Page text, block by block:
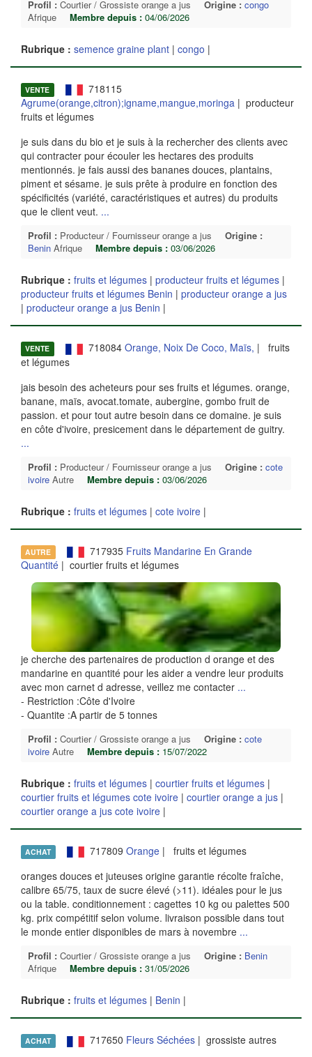
Profil : Courtier / Grossiste orange a jus Origine : congo
Afrique
Membre depuis : 04/06/2026
Rubrique : semence graine plant | congo |
VENTE
718115
Agrume(orange,citron);igname,mangue,moringa | producteur
fruits et légumes
je suis dans du bio et je suis à la rechercher des clients avec
qui contracter pour écouler les hectares des produits
mentionnés. je fais aussi des bananes douces, plantains,
piment et sésame. je suis prête à produire en fonction des
spécificités (variété, caractéristiques et autres) du produits
que le client veut. ...
Profil : Producteur / Fournisseur orange a jus
Origine :
Benin Afrique Membre depuis : 03/06/2026
Rubrique : fruits et légumes | producteur fruits et légumes |
producteur fruits et légumes Benin | producteur orange a jus
| producteur orange a jus Benin |
VENTE 718084 Orange, Noix De Coco, Maïs, | fruits
et légumes
jais besoin des acheteurs pour ses fruits et légumes. orange,
banane, maïs, avocat.tomate, aubergine, gombo fruit de
passion. et pour tout autre besoin dans ce domaine. je suis
en côte d'ivoire, presicement dans le département de guitry.
...
Profil : Producteur / Fournisseur orange a jus Origine : cote
ivoire Autre Membre depuis : 03/06/2026
Rubrique : fruits et légumes | cote ivoire |
AUTRE 717935 Fruits Mandarine En Grande
Quantité | courtier fruits et légumes
je cherche des partenaires de production d orange et des
mandarine en quantité pour les aider a vendre leur produits
avec mon carnet d adresse, veillez me contacter ...
- Restriction :Côte d'Ivoire
- Quantite :A partir de 5 tonnes
Profil : Courtier / Grossiste orange a jus Origine : cote
ivoire Autre Membre depuis : 15/07/2022
Rubrique : fruits et légumes | courtier fruits et légumes |
courtier fruits et légumes cote ivoire | courtier orange a jus |
courtier orange a jus cote ivoire |
ACHAT 717809 Orange| fruits et légumes
oranges douces et juteuses origine garantie récolte fraîche,
calibre 65/75, taux de sucre élevé (>11). idéales pour le jus
ou la table. conditionnement : cagettes 10 kg ou palettes 500
kg. prix compétitif selon volume. livraison possible dans tout
le monde entier disponibles de mars à novembre ...
Profil : Courtier / Grossiste orange a jus Origine : Benin
Afrique
Membre depuis : 31/05/2026
Rubrique : fruits et légumes | Benin |
ACHAT 717650 Fleurs Séchées| grossiste autres